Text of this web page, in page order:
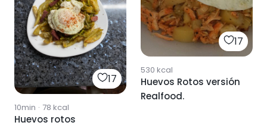
17
10min · 78 kcal
Huevos rotos
17
530 kcal
Huevos Rotos versión
Realfood.